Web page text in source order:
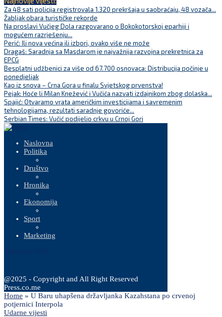
Za 48 sati policija registrovala 1.320 prekršaja u saobraćaju, 48 vozača...
Žabljak obara turističke rekorde
Na proslavi Vučjeg Dola razgovarano o Bokokotorskoj eparhiji i
mogućem razrješenju...
Perić: Ili nova većina ili izbori, ovako više ne može
Dragaš: Saradnja sa Masdarom je najvažnija razvojna prekretnica za
EPCG
Besplatni udžbenici za više od 67.700 osnovaca: Distribucija počinje u
ponedjeljak
Kao iz snova – Crna Gora u finalu Svjetskog prvenstva!
Pejak: Hoće li Milan Knežević i Vučića nazvati izdajnikom zbog dolaska...
Spajić: Otvaramo vrata američkim investicijama i savremenim
tehnologijama, rezultati saradnje govoriće...
Serbian Times: Vučić podijelio crkvu u Crnoj Gori
Naslovna
Politika
Društvo
Hronika
Ekonomija
Sport
Marketing
@2025 - Copyright and All Right Reserved
Press.co.me
Home » U Baru uhapšena državljanka Kazahstana po crvenoj
potjernici Interpola
Udarne vijesti